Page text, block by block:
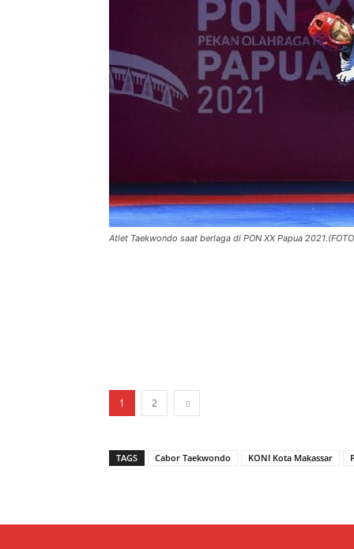
Atlet Taekwondo saat berlaga di PON XX Papua
1 2
TAGS Cabor Taekwondo KONI Kota Makassar